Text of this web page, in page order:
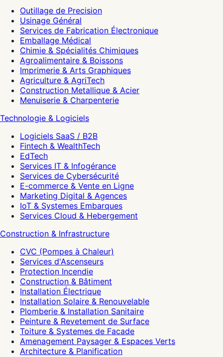
Outillage de Precision
Usinage Général
Services de Fabrication Électronique
Emballage Médical
Chimie & Spécialités Chimiques
Agroalimentaire & Boissons
Imprimerie & Arts Graphiques
Agriculture & AgriTech
Construction Metallique & Acier
Menuiserie & Charpenterie
Technologie & Logiciels
Logiciels SaaS / B2B
Fintech & WealthTech
EdTech
Services IT & Infogérance
Services de Cybersécurité
E-commerce & Vente en Ligne
Marketing Digital & Agences
IoT & Systemes Embarques
Services Cloud & Hebergement
Construction & Infrastructure
CVC (Pompes à Chaleur)
Services d'Ascenseurs
Protection Incendie
Construction & Bâtiment
Installation Électrique
Installation Solaire & Renouvelable
Plomberie & Installation Sanitaire
Peinture & Revetement de Surface
Toiture & Systemes de Facade
Amenagement Paysager & Espaces Verts
Architecture & Planification